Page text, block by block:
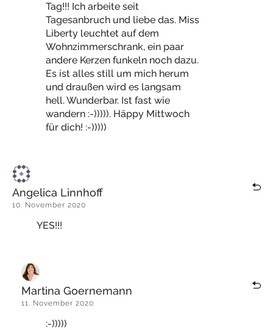
Tag!!! Ich arbeite seit
Tagesanbruch und liebe das. Miss
Liberty leuchtet auf dem
Wohnzimmerschrank, ein paar
andere Kerzen funkeln noch dazu.
Es ist alles still um mich herum
und draußen wird es langsam
hell. Wunderbar. Ist fast wie
wandern :-))))). Häppy Mittwoch
für dich! :-)))))
Angelica Linnhoff
10. November 2020
YES!!!
Martina Goernemann
11. November 2020
:-)))))